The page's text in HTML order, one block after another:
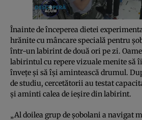
Înainte de începerea dietei
hrănite cu mâncare specială pentru
într-un labirint de două ori pe zi.
labirintul cu repere vizuale menite să
înveţe şi să îşi amintească drumul.
de studiu, cercetătorii au testat
şi aminti calea de ieşire din labirint.
„Al doilea grup de şobolani a navigat